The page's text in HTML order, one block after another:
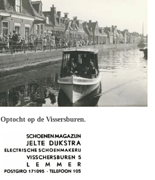
Optocht op de Vissersburen.